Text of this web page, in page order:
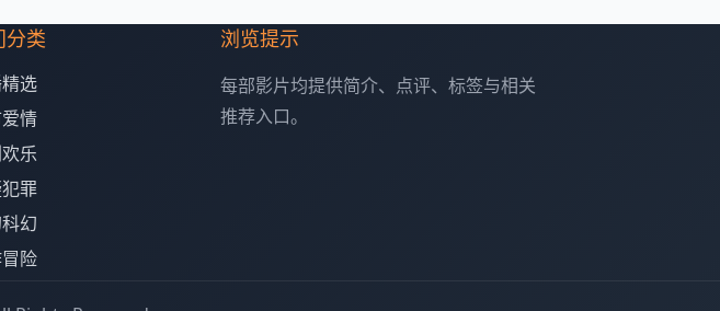
分类
选
情
乐
罪
幻
险
浏览提示
每部影片均提供简介、点评、标签与相关
推荐入口。